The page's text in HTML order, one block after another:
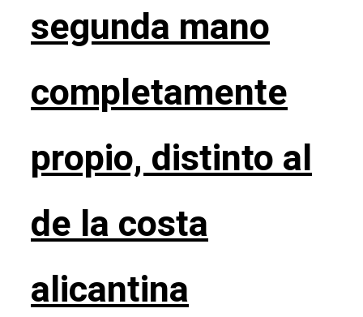
segunda mano
completamente
propio, distinto al
de la costa
alicantina